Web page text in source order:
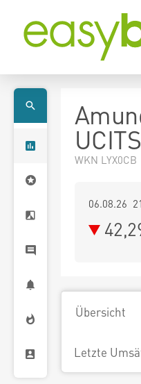
WKN
06.08.26
Übersicht
Letzte